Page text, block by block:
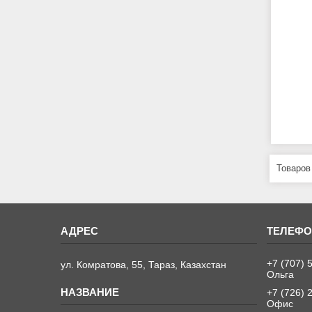
ул. Комратова, 55, Тараз, Казахстан
+7 (707)
Ольга
+7 (726)
Офис